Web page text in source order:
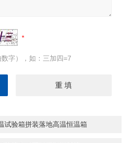
字），如：三加四=7
试验箱拼装落地高温恒温箱